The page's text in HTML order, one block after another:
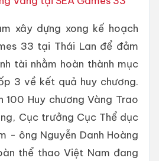
xây dựng xong kế hoạch
33 tại Thái Lan để đảm
tài nhằm hoàn thành mục
3 về kết quả huy chương.
100 Huy chương Vàng Trao
Cục trưởng Cục Thể dục
- ông Nguyễn Danh Hoàng
thể thao Việt Nam đang